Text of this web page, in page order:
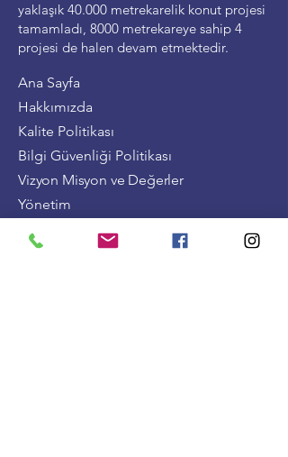
yaklaşık 40.000 metrekarelik konut projesi
tamamladı, 8000 metrekareye sahip 4
projesi de halen devam etmektedir.
Ana Sayfa
Hakkımızda
Kalite Politikası
Bilgi Güvenliği Politikası
Vizyon Misyon ve Değerler
Yönetim
Şirket Bilgileri
Devam Eden Projeler